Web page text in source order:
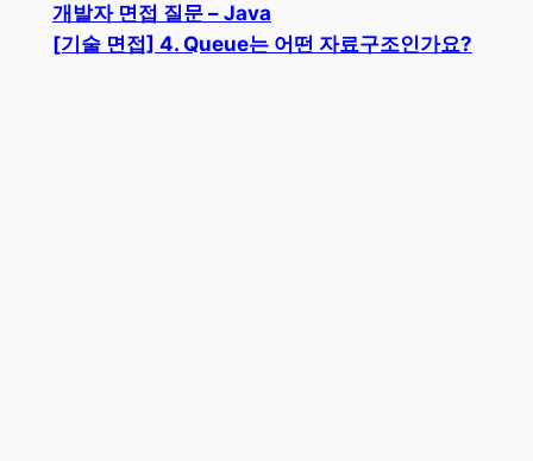
개발자 면접 질문 – Java
[기술 면접] 4. Queue는 어떤 자료구조인가요?